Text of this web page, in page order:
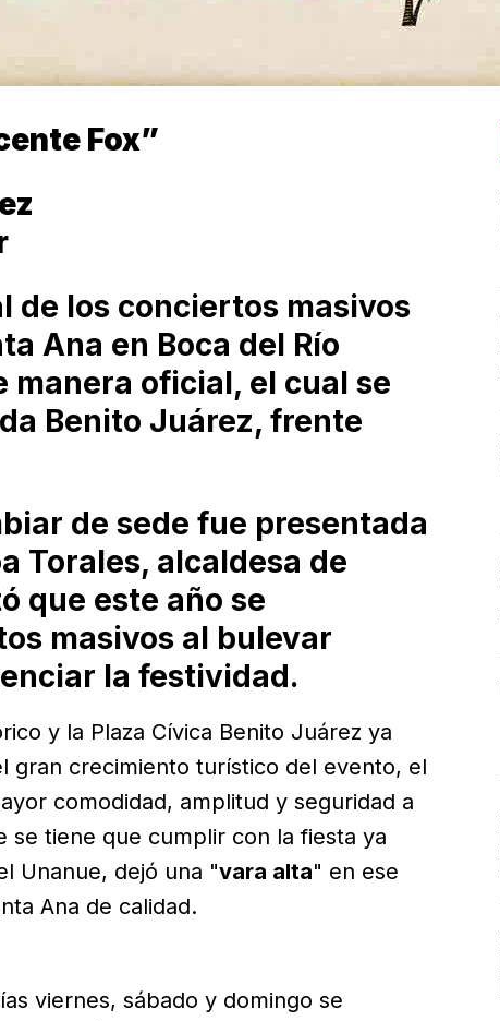
Fox”
de los conciertos masivos
Ana en Boca del Río
manera oficial, el cual se
Benito Juárez, frente
de sede fue presentada
Torales, alcaldesa de
que este año se
masivos al bulevar
la festividad.
y la Plaza Cívica Benito Juárez ya
gran crecimiento turístico del evento, el
comodidad, amplitud y seguridad a
se tiene que cumplir con la fiesta ya
Unanue, dejó una "vara alta" en ese
Ana de calidad.
viernes, sábado y domingo se